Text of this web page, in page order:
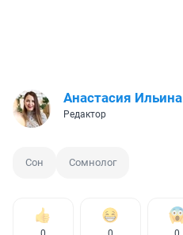
Анастасия Ильина
Редактор
Сон Сомнолог